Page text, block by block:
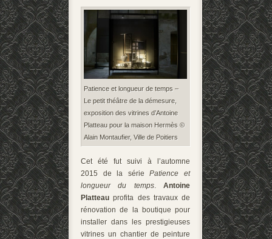
Patience et longueur de temps –
Le petit théâtre de la démesure,
exposition des vitrines d’Antoine
Platteau pour la maison Hermès ©
Alain Montaufier, Ville de Poitiers
Cet été fut suivi à l’automne
2015 de la sériePatience et
longueur du temps.Antoine
Platteau profita des travaux de
rénovation de la boutique pour
installer dans les prestigieuses
vitrines un chantier de peinture